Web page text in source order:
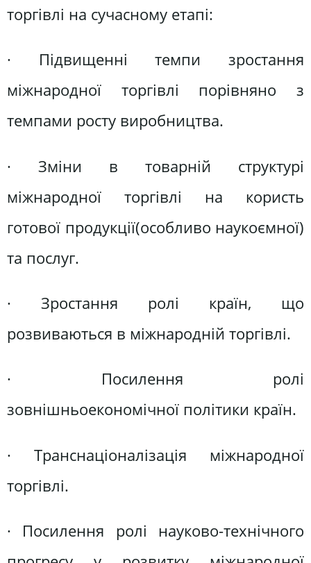
торгівлі на сучасному етапі:
· Підвищенні темпи зростання
міжнародної торгівлі порівняно з
темпами росту виробництва.
· Зміни в товарній структурі
міжнародної торгівлі на користь
готової продукції(особливо наукоємної)
та послуг.
· Зростання ролі країн, що
розвиваються в міжнародній торгівлі.
· Посилення ролі
зовнішньоекономічної політики країн.
· Транснаціоналізація міжнародної
торгівлі.
· Посилення ролі науково-технічного